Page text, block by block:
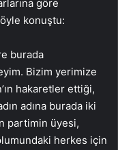
göre
konuştu:
burada
Bizim yerimize
hakaretler ettiği,
adına burada iki
partimin üyesi,
herkes için